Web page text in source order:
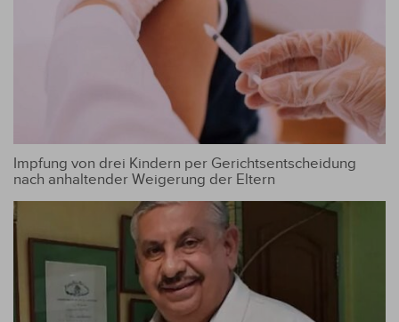
Impfung von drei Kindern per Gerichtsentscheidung
nach anhaltender Weigerung der Eltern